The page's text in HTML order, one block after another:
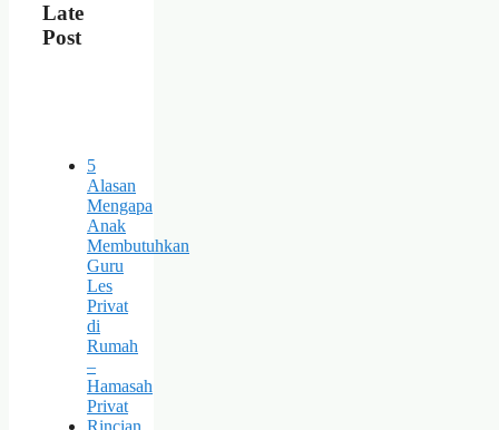
Late
Post
5
Alasan
Mengapa
Anak
Membutuhkan
Guru
Les
Privat
di
Rumah
–
Hamasah
Privat
Rincian